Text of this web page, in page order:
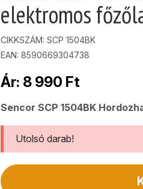
elektromos
CIKKSZÁM: SCP 1504BK
EAN: 8590669304738
Ár: 8 990 Ft
Sencor SCP 1504BK
Utolsó darab!